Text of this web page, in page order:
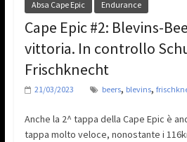
Absa Cape Epic Endurance
Cape Epic #2: Blevins-
vittoria. In controllo
Frischknecht
21/03/2023 beers, blevins,
Anche la 2^ tappa della Cape Epic è
tappa molto veloce, nonostante i